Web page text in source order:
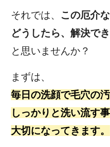
それでは、 この厄介
どうしたら、解決で
と思いませんか？
まずは、
毎日の洗顔で毛穴の
しっかりと洗い流す
大切になってきます。